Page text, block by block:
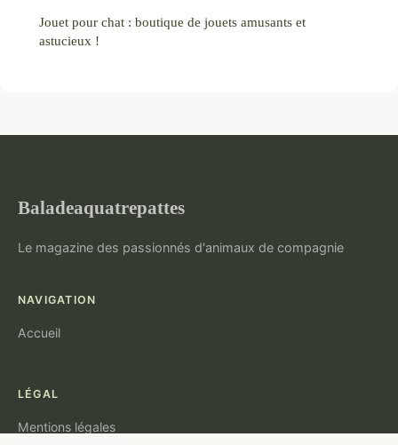
Jouet pour chat : boutique de jouets amusants et
astucieux !
Baladeaquatrepattes
Le magazine des passionnés d'animaux de compagnie
NAVIGATION
Accueil
LÉGAL
Mentions légales